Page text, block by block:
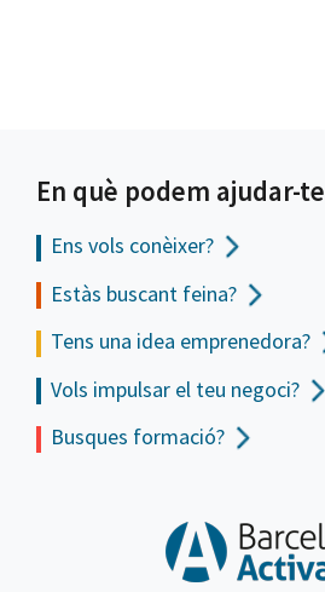
En què podem ajudar-te
Ens vols conèixer?
Estàs buscant feina?
Tens una idea emprenedora?
Vols impulsar el teu negoci?
Busques formació?